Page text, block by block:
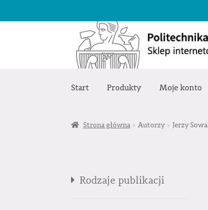
Przejdź
nawigacji
Przejdź
treści
Start Produkty Moje konto
Strona główna Autorzy Jerzy Sowa
Rodzaje publikacji